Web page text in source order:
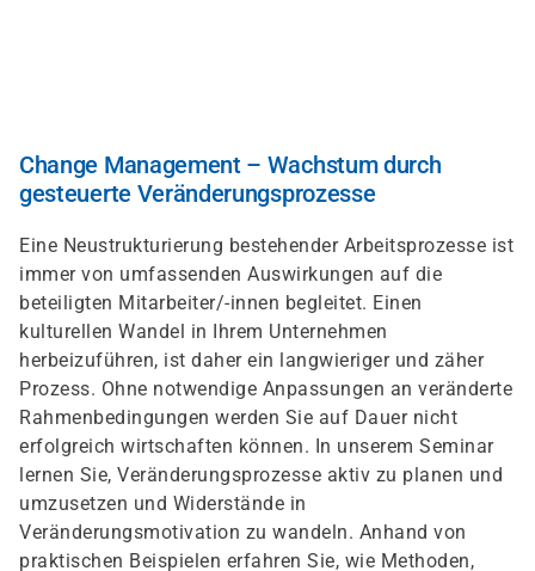
Change Management – Wachstum durch
gesteuerte Veränderungsprozesse
Eine Neustrukturierung bestehender Arbeitsprozesse ist
immer von umfassenden Auswirkungen auf die
beteiligten Mitarbeiter/-innen begleitet. Einen
kulturellen Wandel in Ihrem Unternehmen
herbeizuführen, ist daher ein langwieriger und zäher
Prozess. Ohne notwendige Anpassungen an veränderte
Rahmenbedingungen werden Sie auf Dauer nicht
erfolgreich wirtschaften können. In unserem Seminar
lernen Sie, Veränderungsprozesse aktiv zu planen und
umzusetzen und Widerstände in
Veränderungsmotivation zu wandeln. Anhand von
praktischen Beispielen erfahren Sie, wie Methoden,